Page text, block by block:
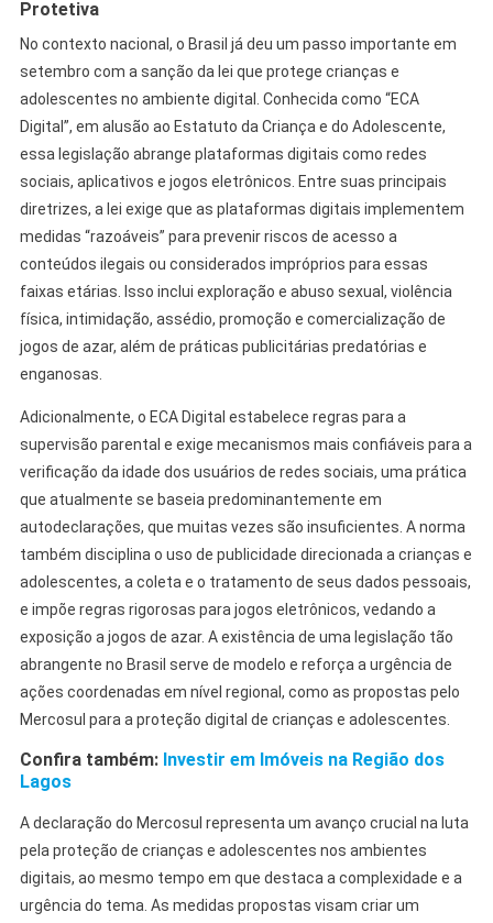
Protetiva
No contexto nacional, o Brasil já deu um passo importante em
setembro com a sanção da lei que protege crianças e
adolescentes no ambiente digital. Conhecida como “ECA
Digital”, em alusão ao Estatuto da Criança e do Adolescente,
essa legislação abrange plataformas digitais como redes
sociais, aplicativos e jogos eletrônicos. Entre suas principais
diretrizes, a lei exige que as plataformas digitais implementem
medidas “razoáveis” para prevenir riscos de acesso a
conteúdos ilegais ou considerados impróprios para essas
faixas etárias. Isso inclui exploração e abuso sexual, violência
física, intimidação, assédio, promoção e comercialização de
jogos de azar, além de práticas publicitárias predatórias e
enganosas.
Adicionalmente, o ECA Digital estabelece regras para a
supervisão parental e exige mecanismos mais confiáveis para a
verificação da idade dos usuários de redes sociais, uma prática
que atualmente se baseia predominantemente em
autodeclarações, que muitas vezes são insuficientes. A norma
também disciplina o uso de publicidade direcionada a crianças e
adolescentes, a coleta e o tratamento de seus dados pessoais,
e impõe regras rigorosas para jogos eletrônicos, vedando a
exposição a jogos de azar. A existência de uma legislação tão
abrangente no Brasil serve de modelo e reforça a urgência de
ações coordenadas em nível regional, como as propostas pelo
Mercosul para a proteção digital de crianças e adolescentes.
Confira também: Investir em Imóveis na Região dos
Lagos
A declaração do Mercosul representa um avanço crucial na luta
pela proteção de crianças e adolescentes nos ambientes
digitais, ao mesmo tempo em que destaca a complexidade e a
urgência do tema. As medidas propostas visam criar um